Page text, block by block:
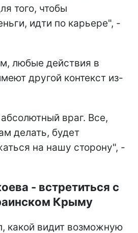
того, чтобы
идти по карьере", -
любые действия в
другой контекст из-
враг. Все,
делать, будет
на нашу сторону", -
- встретиться с
Крыму
какой видит возможную